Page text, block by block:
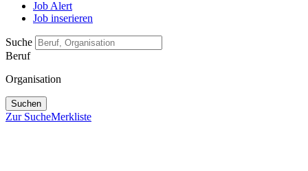
Job Alert
Job inserieren
Suche
Beruf
Organisation
Suchen
Zur SucheMerkliste